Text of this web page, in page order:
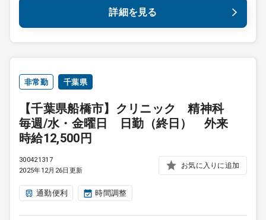
詳細を見る
非常勤 千葉県
【千葉県船橋市】クリニック 精神科
毎週/水・金曜日 日勤（終日） 外来
時給12,500円
300421317
2025年12月26日更新
お気に入りに追加
通勤便利 時間調整